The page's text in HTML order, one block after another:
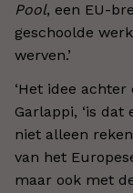
Pool, een EU-
geschoolde
werven.’
‘Het idee
Garlappi, ‘is
niet alleen
van het
maar ook met